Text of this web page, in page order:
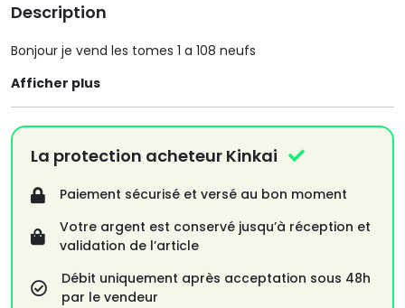
Description
Bonjour je vend les tomes 1 a 108 neufs
Afficher plus
La protection acheteur Kinkai
Paiement sécurisé et versé au bon moment
Votre argent est conservé jusqu’à réception et
validation de l’article
Débit uniquement après acceptation sous 48h
par le vendeur